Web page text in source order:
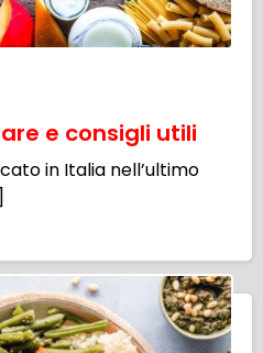
e consigli utili
in Italia nell’ultimo